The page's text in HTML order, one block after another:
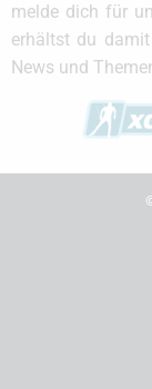
melde dich für
erhältst du
News und